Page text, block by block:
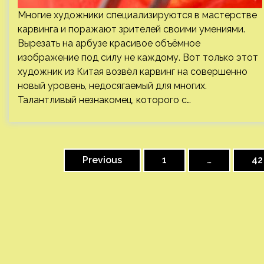
Многие художники специализируются в мастерстве
карвинга и поражают зрителей своими умениями.
Вырезать на арбузе красивое объёмное
изображение под силу не каждому. Вот только этот
художник из Китая возвёл карвинг на совершенно
новый уровень, недосягаемый для многих.
Талантливый незнакомец, которого с…
Previous 1 … 42